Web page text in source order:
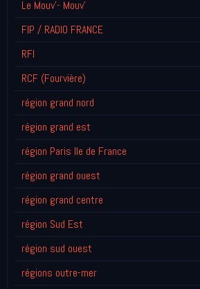
Le Mouv'- Mouv'
FIP / RADIO FRANCE
RFI
RCF (Fourvière)
région grand nord
région grand est
région Paris Ile de France
région grand ouest
région grand centre
région Sud Est
région sud ouest
régions outre-mer